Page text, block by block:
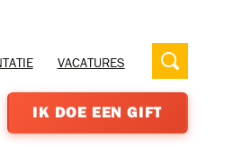
VACATURES
IK DOE EEN GIFT